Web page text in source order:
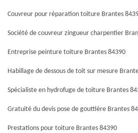
Couvreur pour réparation toiture Brantes
Société de couvreur zingueur charpentier
Entreprise peinture toiture Brantes 84390
Habillage de dessous de toit sur mesure
Spécialiste en hydrofuge de toiture Brantes
Gratuité du devis pose de gouttière Brantes
Prestations pour toiture Brantes 84390